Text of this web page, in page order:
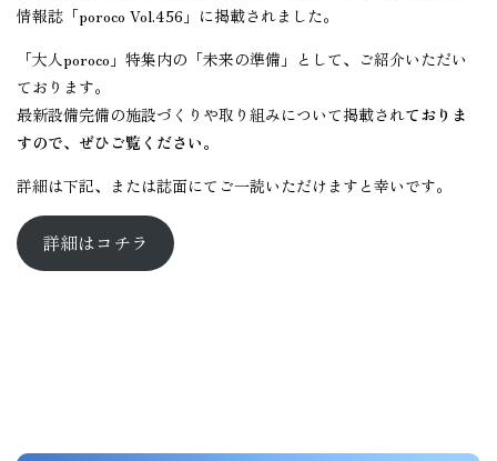
情報誌「poroco Vol.456」に掲載されました。
「大人poroco」特集内の「未来の準備」として、ご紹介いただい
ております。
最新設備完備の施設づくりや取り組みについて掲載されておりま
すので、ぜひご覧ください。
詳細は下記、または誌面にてご一読いただけますと幸いです。
詳細はコチラ